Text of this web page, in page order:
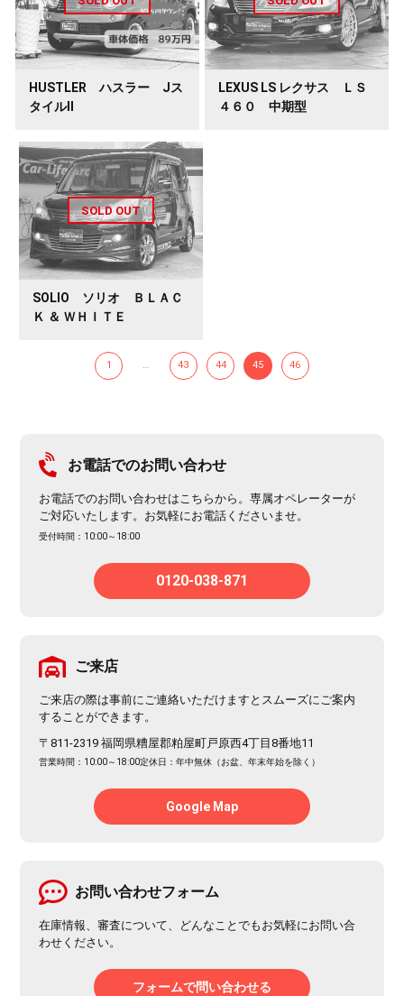
HUSTLER ハスラー Jス
タイルⅡ
LEXUS LS レクサス ＬＳ
４６０ 中期型
SOLIO ソリオ ＢＬＡＣ
Ｋ ＆ ＷＨＩＴＥ
1 … 43 44 45 46
お電話でのお問い合わせ
お電話でのお問い合わせはこちらから。専属オペレーターが
ご対応いたします。お気軽にお電話くださいませ。
受付時間：10:00～18:00
0120-038-871
ご来店
ご来店の際は事前にご連絡いただけますとスムーズにご案内
することができます。
〒811-2319 福岡県糟屋郡粕屋町戸原西4丁目8番地11
営業時間：10:00～18:00定休日：年中無休（お盆、年末年始を除く）
Google Map
お問い合わせフォーム
在庫情報、審査について、どんなことでもお気軽にお問い合
わせください。
フォームで問い合わせる